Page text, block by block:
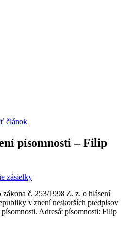
písomnosti – Filip
zásielky
č. 253/1998 Z. z. o hlásení
v znení neskorších predpisov
Adresát písomnosti: Filip